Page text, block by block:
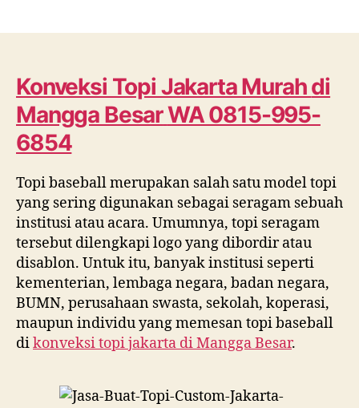
di
Mangga
Besar
6854
Konveksi Topi Jakarta Murahdi
Mangga BesarWA 0815-995-
6854
Topi baseball merupakan salah satu model topi
yang sering digunakan sebagai seragam sebuah
institusi atau acara. Umumnya, topi seragam
tersebut dilengkapi logo yang dibordir atau
disablon. Untuk itu, banyak institusi seperti
kementerian, lembaga negara, badan negara,
BUMN, perusahaan swasta, sekolah, koperasi,
maupun individu yang memesan topi baseball
dikonveksi topi jakarta diMangga Besar.